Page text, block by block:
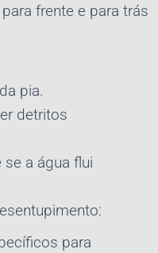
frente e para trás
pia.
detritos
a água flui
para